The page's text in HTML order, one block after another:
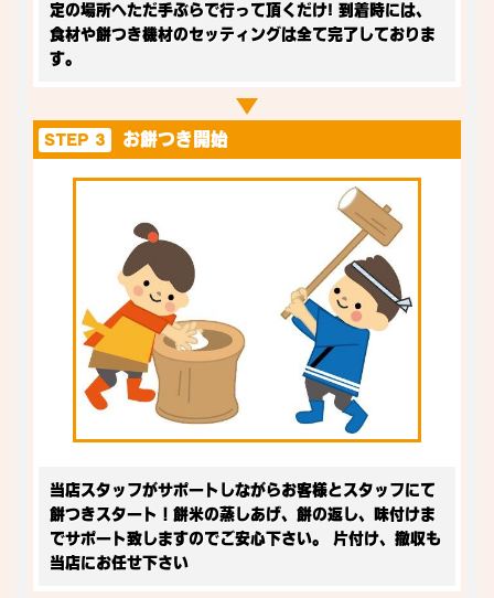
定の場所へただ手ぶらで行って頂くだけ! 到着時には、
食材や餅つき機材のセッティングは全て完了しておりま
す。
STEP 3 お餅つき開始
当店スタッフがサポートしながらお客様とスタッフにて
餅つきスタート！餅米の蒸しあげ、餅の返し、味付けま
でサポート致しますのでご安心下さい。 片付け、撤収も
当店にお任せ下さい